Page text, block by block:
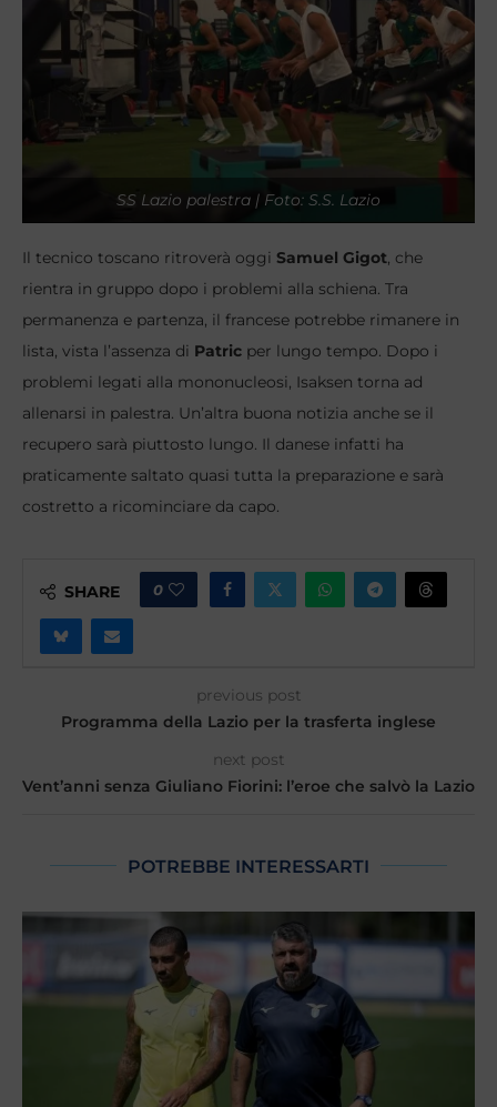
SS Lazio palestra | Foto: S.S. Lazio
Il tecnico toscano ritroverà oggi Samuel Gigot, che
rientra in gruppo dopo i problemi alla schiena. Tra
permanenza e partenza, il francese potrebbe rimanere in
lista, vista l’assenza di Patric per lungo tempo. Dopo i
problemi legati alla mononucleosi, Isaksen torna ad
allenarsi in palestra. Un’altra buona notizia anche se il
recupero sarà piuttosto lungo. Il danese infatti ha
praticamente saltato quasi tutta la preparazione e sarà
costretto a ricominciare da capo.
SHARE 0
previous post
Programma della Lazio per la trasferta inglese
next post
Vent’anni senza Giuliano Fiorini: l’eroe che salvò la Lazio
POTREBBE INTERESSARTI